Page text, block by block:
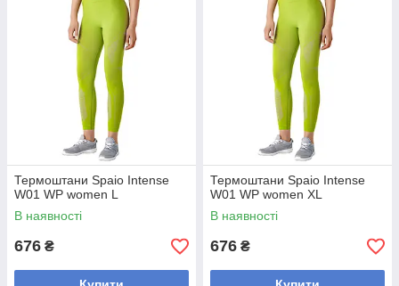
Термоштани Spaio Intense
W01 WP women L
В наявності
676 ₴
Термоштани Spaio Intense
W01 WP women XL
В наявності
676 ₴